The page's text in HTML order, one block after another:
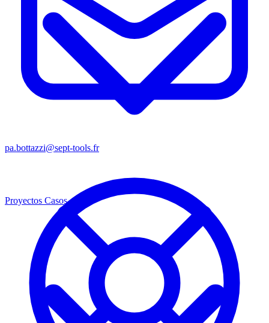
pa.bottazzi@sept-tools.fr
Proyectos Casos